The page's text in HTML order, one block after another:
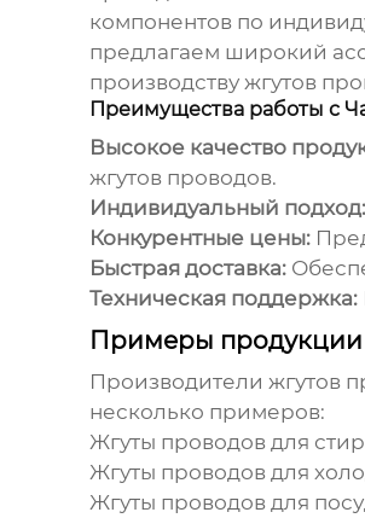
компонентов по
предлагаем широкий
производству жгутов
Преимущества работы с
Высокое качество
жгутов проводов.
Индивидуальный подход:
Конкурентные цены:
Быстрая доставка:
Техническая поддержка:
Примеры
Производители жгутов
несколько примеров:
Жгуты проводов для
Жгуты проводов для
Жгуты проводов для